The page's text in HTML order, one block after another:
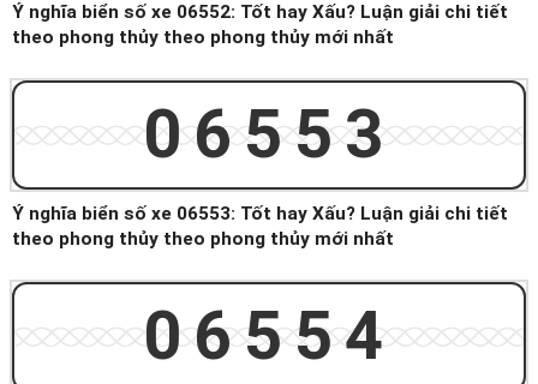
Ý nghĩa biển số xe 06552: Tốt hay Xấu? Luận giải chi tiết
theo phong thủy theo phong thủy mới nhất
06553
Ý nghĩa biển số xe 06553: Tốt hay Xấu? Luận giải chi tiết
theo phong thủy theo phong thủy mới nhất
06554